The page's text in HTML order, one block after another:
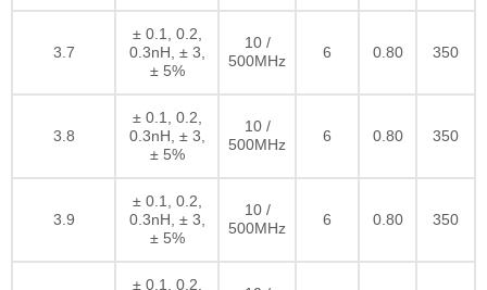
3.7
± 0.1, 0.2,
0.3nH, ± 3,
± 5%
10 /
500MHz
6 0.80 350
3.8
± 0.1, 0.2,
0.3nH, ± 3,
± 5%
10 /
500MHz
6 0.80 350
3.9
± 0.1, 0.2,
0.3nH, ± 3,
± 5%
10 /
500MHz
6 0.80 350
± 0.1, 0.2,